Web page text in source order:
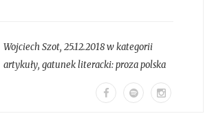
Wojciech Szot, 25.12.2018 w kategorii
artykuły, gatunek literacki:proza polska